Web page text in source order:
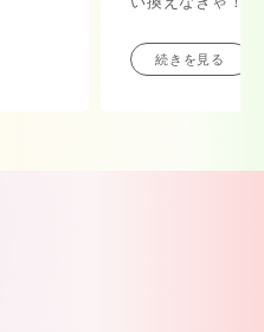
続きを見る